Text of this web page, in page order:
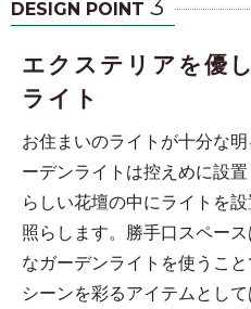
DESIGN POINT 3
エクステリアを優
ライト
お住まいのライトが十分な
ーデンライトは控えめに設
らしい花壇の中にライトを
照らします。勝手口スペー
なガーデンライトを使うこ
シーンを彩るアイテムとし